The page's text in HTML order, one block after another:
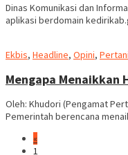
Dinas Komunikasi dan
aplikasi berdomain
Ekbis, Headline, Opini,
Mengapa Menaikkan
Oleh: Khudori (Pengamat
Pemerintah berencana
«
1